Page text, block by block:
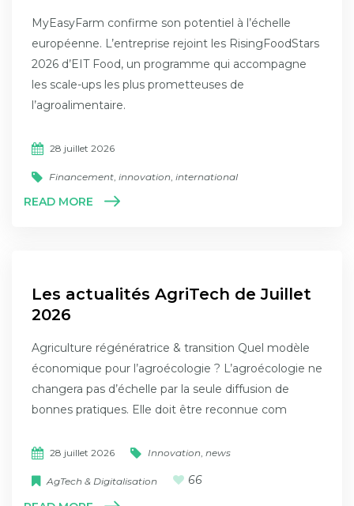
MyEasyFarm confirme son potentiel à l’échelle
européenne. L’entreprise rejoint les RisingFoodStars
2026 d’EIT Food, un programme qui accompagne
les scale-ups les plus prometteuses de
l’agroalimentaire.
28 juillet 2026
Financement innovation international
READ MORE
Les actualités AgriTech de Juillet
2026
Agriculture régénératrice & transition Quel modèle
économique pour l’agroécologie ? L’agroécologie ne
changera pas d’échelle par la seule diffusion de
bonnes pratiques. Elle doit être reconnue com
28 juillet 2026 Innovation, news
AgTech & Digitalisation
66